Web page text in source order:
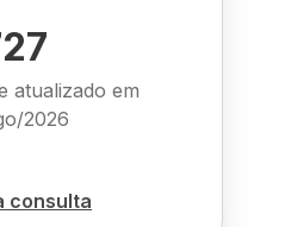
atualizado em
2026
consulta